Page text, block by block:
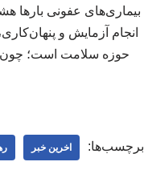
بیماری‌های عفونی بارها
حوزه سلامت است؛ چون
برچسب‌ها: اخرین خبر